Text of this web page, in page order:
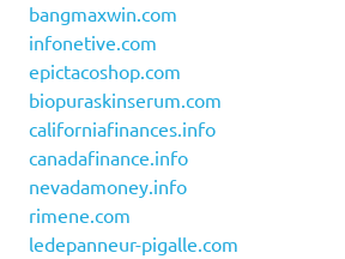
bangmaxwin.com
infonetive.com
epictacoshop.com
biopuraskinserum.com
californiafinances.info
canadafinance.info
nevadamoney.info
rimene.com
ledepanneur-pigalle.com